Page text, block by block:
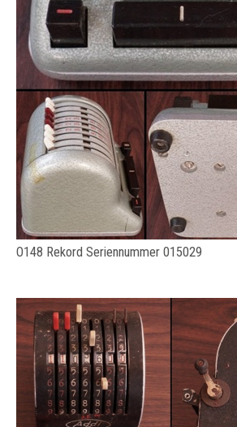
O148 Rekord Seriennummer 015029